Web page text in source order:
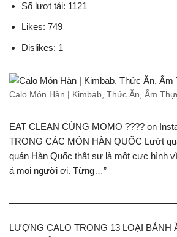
Số lượt tải: 1121
Likes: 749
Dislikes: 1
Calo Món Hàn | Kimbab, Thức Ăn, Ẩm
EAT CLEAN CÙNG MOMO ???? on
TRONG CÁC MÓN HÀN QUỐC Lướt
quán Hàn Quốc thật sự là một cực hình
á mọi người ơi. Từng…”
LƯỢNG CALO TRONG 13 LOẠI BÁNH